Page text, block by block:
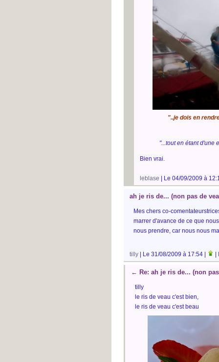
"..je dois en
"...tout en étant d'une
Bien vrai.
leblase | Le 04/09/2009 à
ah je ris de... (non pas de
Mes chers co-
marrer d'avance de ce que
nous prendre, car nous nous
tilly | Le 31/08/2009 à 17:54 |
← Re: ah je ris de... (non
tilly
le ris de veau c'est bien,
le ris de veau c'est beau